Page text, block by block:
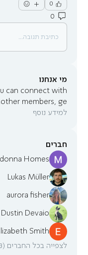
0
0
כתיבת תגובה...
מי אנחנו
can connect with
other members, ge
למידע נוסף
חברים
Homes
Lukas Müller
aurora fisher
Dustin Devaio
Smith
לצפייה בכל החברים (73)